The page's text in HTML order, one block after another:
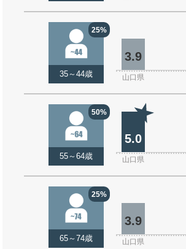
25%
35～44歳
3.9
山口県
50%
55～64歳
5.0
山口県
25%
65～74歳
3.9
山口県